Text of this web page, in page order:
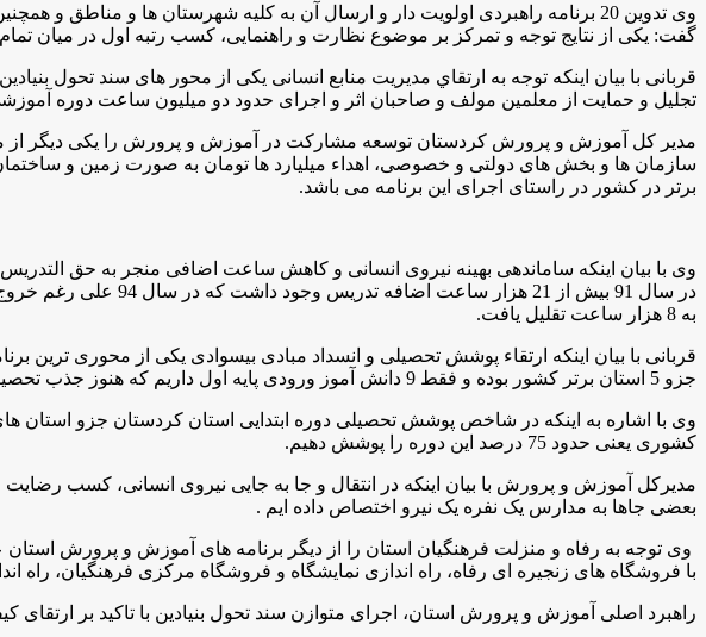
وی تدوین 20 برنامه راهبردی اولویت دار و ارسال آن به کلیه شهرستان ها و
گفت: یکی از نتایج توجه و تمرکز بر موضوع نظارت و راهنمایی، کسب رتبه اول در میان
قربانی با بیان اینکه توجه به ارتقاي مدیریت منابع انسانی یکی از محور های سند تحول
تجلیل و حمایت از معلمین مولف و صاحبان اثر و اجرای حدود دو میلیون ساعت دوره
مدیر کل آموزش و پرورش کردستان توسعه مشارکت در آموزش و پرورش را یکی دیگر از
برتر در کشور در راستای اجرای این برنامه می باشد.
وی با بیان اینکه ساماندهی بهینه نیروی انسانی و کاهش ساعت اضافی منجر به حق
به 8 هزار ساعت تقلیل یافت.
قربانی با بیان اینکه ارتقاء پوشش تحصیلی و انسداد مبادی بیسوادی یکی از محوری
جزو 5 استان برتر کشور بوده و فقط 9 دانش آموز ورودی پایه اول داریم که هنوز جذب تحصیل نشده اند.
وی با اشاره به اینکه در شاخص پوشش تحصیلی دوره ابتدایی استان کردستان جزو استان
کشوری یعنی حدود 75 درصد این دوره را پوشش دهیم.
مدیرکل آموزش و پرورش با بیان اینکه در انتقال و جا به جایی نیروی انسانی، کسب رضایت
بعضی جاها به مدارس یک نفره یک نیرو اختصاص داده ایم .
با فروشگاه های زنجیره ای رفاه، راه اندازی نمایشگاه و فروشگاه مرکزی فرهنگیان، راه
راهبرد اصلی آموزش و پرورش استان، اجرای متوازن سند تحول بنیادین با تاکید بر ارتقای